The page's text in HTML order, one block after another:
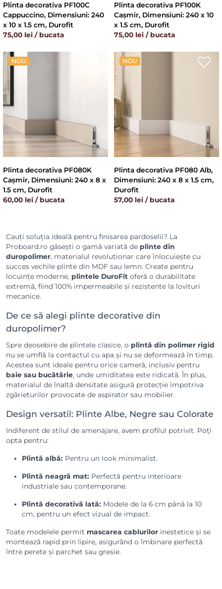
Plinta decorativa PF100C
Cappuccino, Dimensiuni: 240
x 10 x 1.5 cm, Durofit
75,00 lei / bucata
Plinta decorativa PF100K
Cașmir, Dimensiuni: 240 x 10
x 1.5 cm, Durofit
75,00 lei / bucata
NOU
Plinta decorativa PF080K
Cașmir, Dimensiuni: 240 x 8 x
1.5 cm, Durofit
60,00 lei / bucata
NOU
Plinta decorativa PF080 Alb,
Dimensiuni: 240 x 8 x 1.5 cm,
Durofit
57,00 lei / bucata
Cauți soluția ideală pentru finisarea pardoselii? La
Proboard.ro găsești o gamă variată de plinte din
duropolimer, materialul revoluționar care înlocuiește cu
succes vechile plinte din MDF sau lemn. Create pentru
locuințe moderne, plintele DuroFit oferă o durabilitate
extremă, fiind 100% impermeabile și rezistente la lovituri
mecanice.
De ce să alegi plinte decorative din
duropolimer?
Spre deosebire de plintele clasice, o plintă din polimer rigid
nu se umflă la contactul cu apa și nu se deformează în timp.
Acestea sunt ideale pentru orice cameră, inclusiv pentru
baie sau bucătărie, unde umiditatea este ridicată. În plus,
materialul de înaltă densitate asigură protecție împotriva
zgârieturilor provocate de aspirator sau mobilier.
Design versatil: Plinte Albe, Negre sau Colorate
Indiferent de stilul de amenajare, avem profilul potrivit. Poți
opta pentru:
Plintă albă: Pentru un look minimalist.
Plintă neagră mat: Perfectă pentru interioare
industriale sau contemporane.
Plintă decorativă lată: Modele de la 6 cm până la 10
cm, pentru un efect vizual de impact.
Toate modelele permit mascarea cablurilor inestetice și se
montează rapid prin lipire, asigurând o îmbinare perfectă
între perete și parchet sau gresie.